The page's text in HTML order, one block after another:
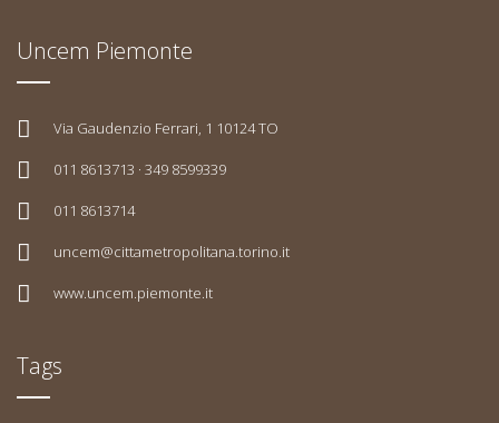
Uncem Piemonte
Via Gaudenzio Ferrari, 1 10124 TO
011 8613713 · 349 8599339
011 8613714
uncem@cittametropolitana.torino.it
www.uncem.piemonte.it
Tags